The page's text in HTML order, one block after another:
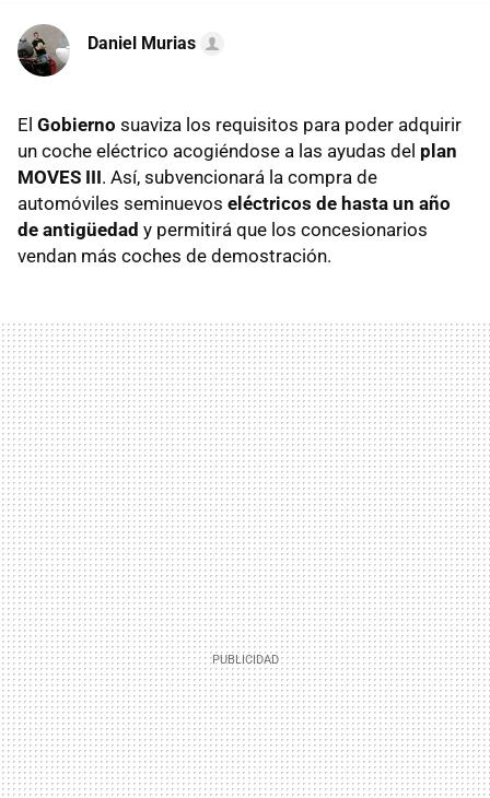
Daniel Murias
El Gobierno suaviza los requisitos para poder adquirir
un coche eléctrico acogiéndose a las ayudas del plan
MOVES III. Así, subvencionará la compra de
automóviles seminuevos eléctricos de hasta un año
de antigüedad y permitirá que los concesionarios
vendan más coches de demostración.